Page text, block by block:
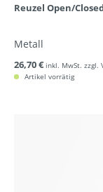
Reuzel Open/
Metall
26,70 € inkl. MwSt. zzgl.
Artikel vorrätig